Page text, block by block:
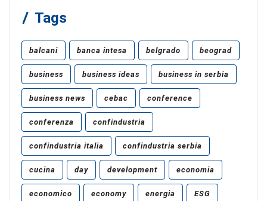
Tags
balcani banca intesa belgrado beograd
business business ideas business in serbia
business news cebac conference
conferenza confindustria
confindustria italia confindustria serbia
cucina day development economia
economico economy energia ESG